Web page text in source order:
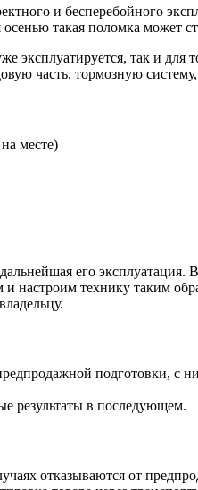
и бесперебойного
такая поломка может
эксплуатируется, так и
часть, тормозную
месте)
его
настроим технику таким
подготовки, с
результаты в последующем.
отказываются от